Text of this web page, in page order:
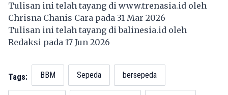
Tulisan ini telah tayang di www.trenasia.id oleh
Chrisna Chanis Cara pada 31 Mar 2026
Tulisan ini telah tayang dibalinesia.id oleh
Redaksi pada 17 Jun 2026
Tags: BBM Sepeda bersepeda